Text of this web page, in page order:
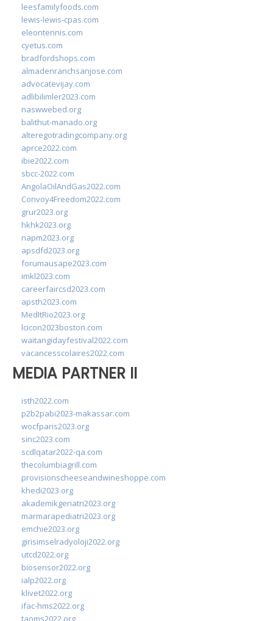
leesfamilyfoods.com
lewis-lewis-cpas.com
eleontennis.com
cyetus.com
bradfordshops.com
almadenranchsanjose.com
advocatevijay.com
adlibilimler2023.com
naswwebed.org
balithut-manado.org
alteregotradingcompany.org
aprce2022.com
ibie2022.com
sbcc-2022.com
AngolaOilAndGas2022.com
Convoy4Freedom2022.com
grur2023.org
hkhk2023.org
napm2023.org
apsdfd2023.org
forumausape2023.com
imkl2023.com
careerfaircsd2023.com
apsth2023.com
MedItRio2023.org
lcicon2023boston.com
waitangidayfestival2022.com
vacancesscolaires2022.com
MEDIA PARTNER II
isth2022.com
p2b2pabi2023-makassar.com
wocfparis2023.org
sinc2023.com
scdlqatar2022-qa.com
thecolumbiagrill.com
provisionscheeseandwineshoppe.com
khedi2023.org
akademikgeriatri2023.org
marmarapediatri2023.org
emchie2023.org
girisimselradyoloji2022.org
utcd2022.org
biosensor2022.org
ialp2022.org
klivet2022.org
ifac-hms2022.org
taoms2022.org